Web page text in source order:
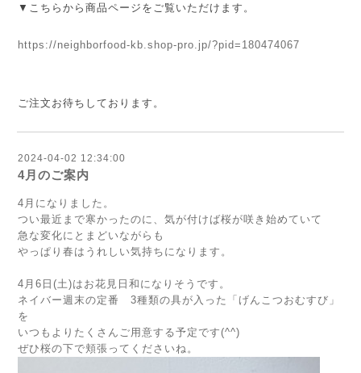
▼こちらから商品ページをご覧いただけます。
https://neighborfood-kb.shop-pro.jp/?pid=180474067
ご注文お待ちしております。
2024-04-02 12:34:00
4月のご案内
4月になりました。
つい最近まで寒かったのに、気が付けば桜が咲き始めていて
急な変化にとまどいながらも
やっぱり春はうれしい気持ちになります。
4月6日(土)はお花見日和になりそうです。
ネイバー週末の定番 3種類の具が入った「げんこつおむすび」
を
いつもよりたくさんご用意する予定です(^^)
ぜひ桜の下で頬張ってくださいね。